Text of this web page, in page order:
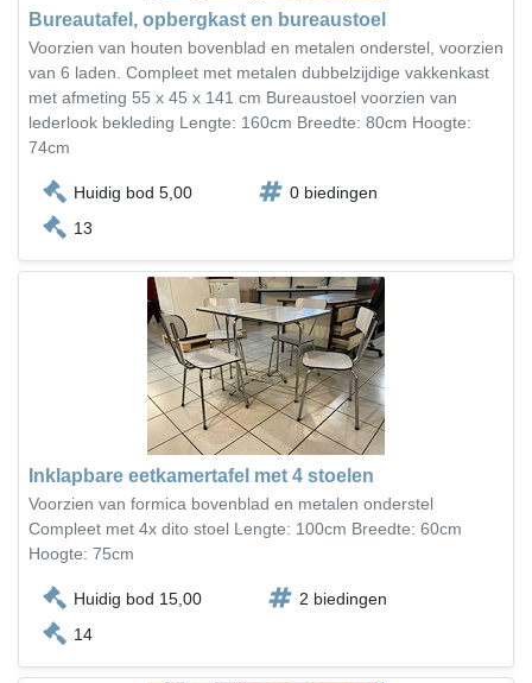
Bureautafel, opbergkast en bureaustoel
Voorzien van houten bovenblad en metalen onderstel, voorzien
van 6 laden. Compleet met metalen dubbelzijdige vakkenkast
met afmeting 55 x 45 x 141 cm Bureaustoel voorzien van
lederlook bekleding Lengte: 160cm Breedte: 80cm Hoogte:
74cm
Huidig bod 5,00
0 biedingen
13
Inklapbare eetkamertafel met 4 stoelen
Voorzien van formica bovenblad en metalen onderstel
Compleet met 4x dito stoel Lengte: 100cm Breedte: 60cm
Hoogte: 75cm
Huidig bod 15,00
2 biedingen
14